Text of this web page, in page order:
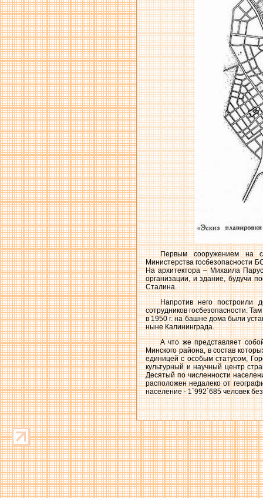
Первым сооружением на
Министерства госбезопасности
На архитектора – Михаила
организации, и здание, будучи
Сталина.
Напротив него
сотрудников госбезопасности.
в 1950 г. на башне дома были
ныне Калининграда.
А что же представляет
Минского района, в состав
единицей с особым статусом,
культурный и научный центр
Десятый по численности
расположен недалеко от
население - 1`992`685 человек